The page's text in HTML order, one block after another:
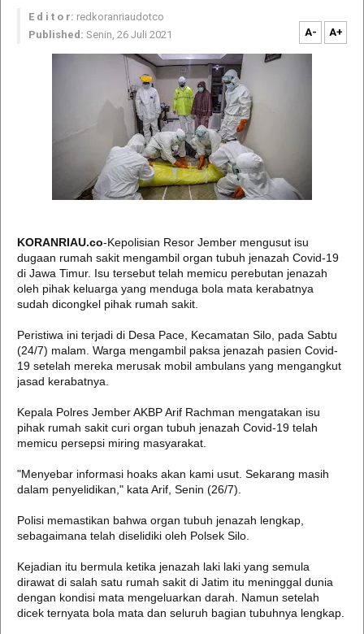
E d i t o r: redkoranriaudotco
Published: Senin, 26 Juli 2021 A- A+
KORANRIAU.co-Kepolisian Resor Jember mengusut isu
dugaan rumah sakit mengambil organ tubuh jenazah Covid-19
di Jawa Timur. Isu tersebut telah memicu perebutan jenazah
oleh pihak keluarga yang menduga bola mata kerabatnya
sudah dicongkel pihak rumah sakit.
Peristiwa ini terjadi di Desa Pace, Kecamatan Silo, pada Sabtu
(24/7) malam. Warga mengambil paksa jenazah pasien Covid-
19 setelah mereka merusak mobil ambulans yang mengangkut
jasad kerabatnya.
Kepala Polres Jember AKBP Arif Rachman mengatakan isu
pihak rumah sakit curi organ tubuh jenazah Covid-19 telah
memicu persepsi miring masyarakat.
"Menyebar informasi hoaks akan kami usut. Sekarang masih
dalam penyelidikan," kata Arif, Senin (26/7).
Polisi memastikan bahwa organ tubuh jenazah lengkap,
sebagaimana telah diselidiki oleh Polsek Silo.
Kejadian itu bermula ketika jenazah laki laki yang semula
dirawat di salah satu rumah sakit di Jatim itu meninggal dunia
dengan kondisi mata mengeluarkan darah. Namun setelah
dicek ternyata bola mata dan seluruh bagian tubuhnya lengkap.